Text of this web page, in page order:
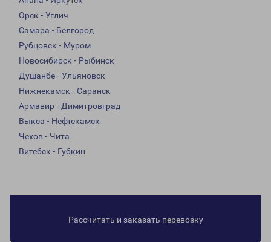
Орск - Углич
Самара - Белгород
Рубцовск - Муром
Новосибирск - Рыбинск
Душанбе - Ульяновск
Нижнекамск - Саранск
Армавир - Димитровград
Выкса - Нефтекамск
Чехов - Чита
Витебск - Губкин
Рассчитать и заказать перевозку